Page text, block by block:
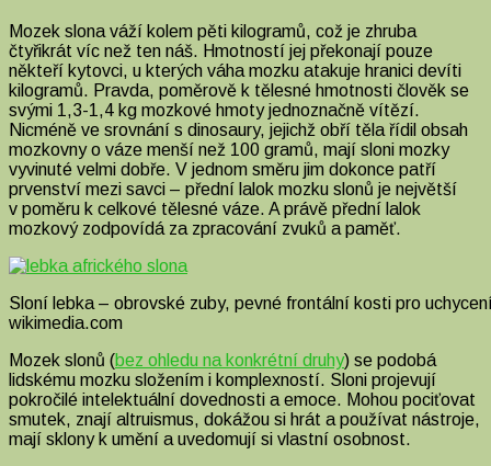
Mozek slona váží kolem pěti kilogramů, což je zhruba
čtyřikrát víc než ten náš. Hmotností jej překonají pouze
někteří kytovci, u kterých váha mozku atakuje hranici devíti
kilogramů. Pravda, poměrově k tělesné hmotnosti člověk se
svými 1,3-1,4 kg mozkové hmoty jednoznačně vítězí.
Nicméně ve srovnání s dinosaury, jejichž obří těla řídil obsah
mozkovny o váze menší než 100 gramů, mají sloni mozky
vyvinuté velmi dobře. V jednom směru jim dokonce patří
prvenství mezi savci – přední lalok mozku slonů je největší
v poměru k celkové tělesné váze. A právě přední lalok
mozkový zodpovídá za zpracování zvuků a paměť.
Sloní lebka – obrovské zuby, pevné frontální kosti pro
wikimedia.com
Mozek slonů (bez ohledu na konkrétní druhy) se podobá
lidskému mozku složením i komplexností. Sloni projevují
pokročilé intelektuální dovednosti a emoce. Mohou pociťovat
smutek, znají altruismus, dokážou si hrát a používat nástroje,
mají sklony k umění a uvedomují si vlastní osobnost.